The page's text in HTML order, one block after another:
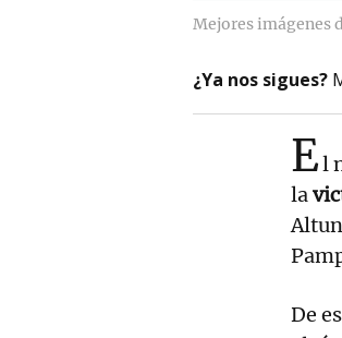
Mejores imágenes
¿Ya nos sigues?
El
la
De